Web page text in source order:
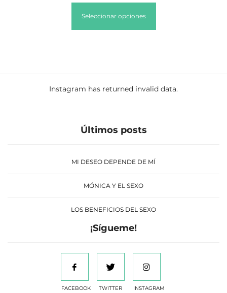
Seleccionar opciones
Instagram has returned invalid data.
Últimos posts
MI DESEO DEPENDE DE MÍ
MÓNICA Y EL SEXO
LOS BENEFICIOS DEL SEXO
¡Sígueme!
FACEBOOK TWITTER INSTAGRAM